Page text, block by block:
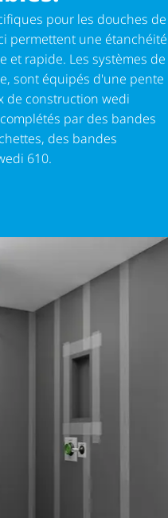
pour les douches de
permettent une étanchéité
et rapide. Les systèmes de
sont équipés d'une pente
de construction wedi
par des bandes
des bandes
610.